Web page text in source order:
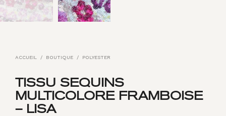
ACCUEIL / BOUTIQUE / POLYESTER
TISSU SEQUINS
MULTICOLORE FRAMBOISE
– LISA